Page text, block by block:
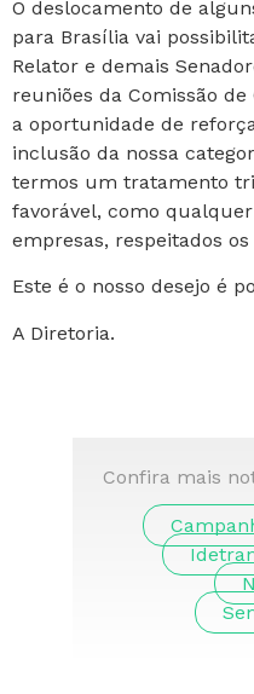
O deslocamento de
para Brasília vai
Relator e demais
reuniões da Comissão de
a oportunidade de
inclusão da nossa
termos um tratamento
favorável, como
empresas, respeitados
Este é o nosso desejo é
A Diretoria.
Confira mais